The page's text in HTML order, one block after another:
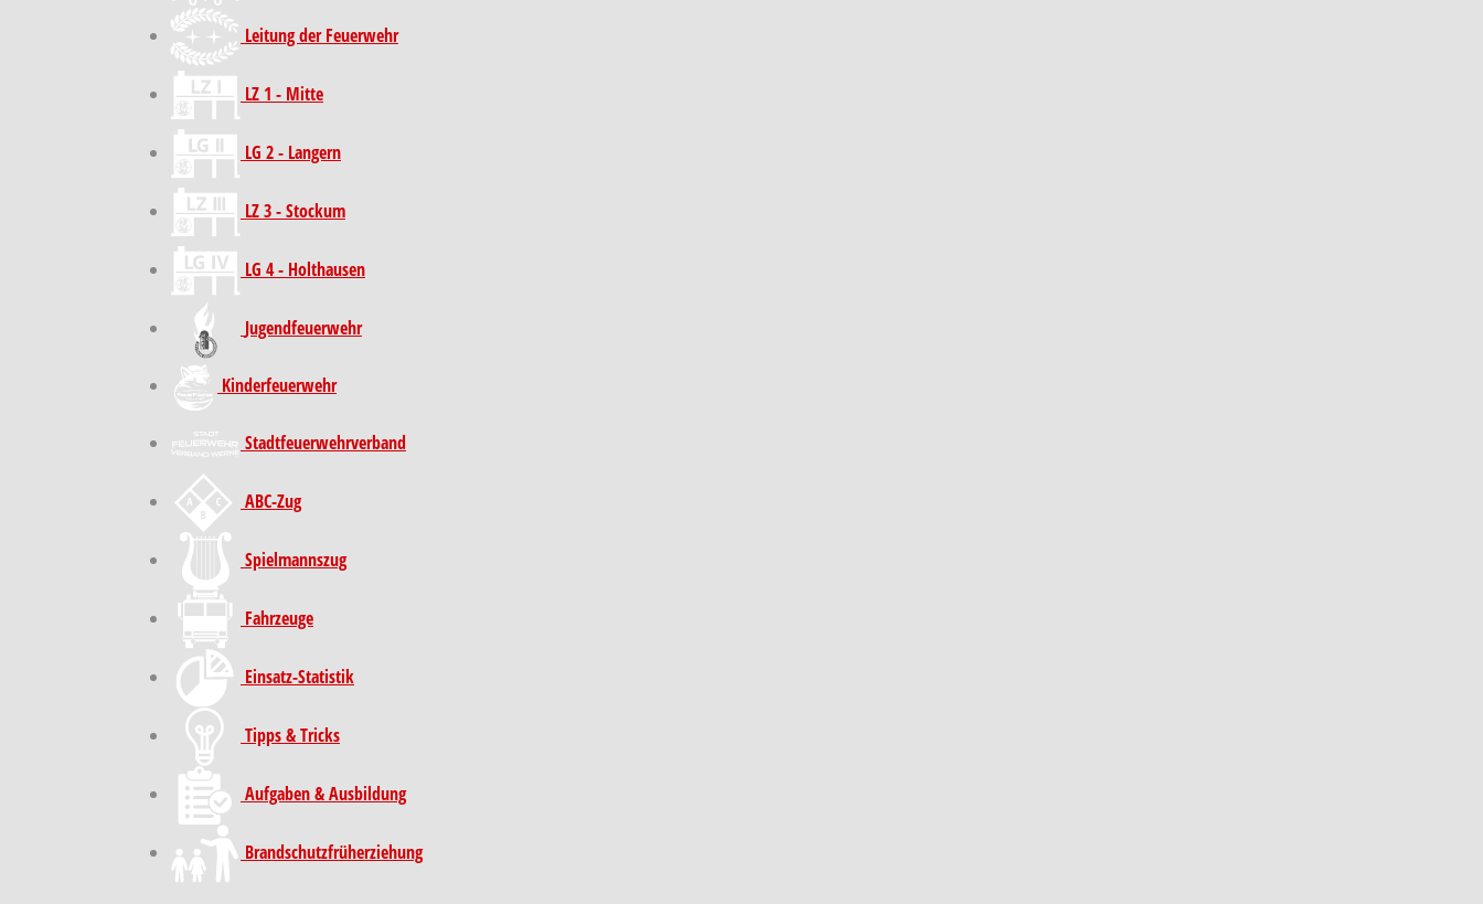
Leitung der Feuerwehr
LZ 1 - Mitte
LG 2 - Langern
LZ 3 - Stockum
LG 4 - Holthausen
Jugendfeuerwehr
Kinder­feuer­wehr
Stadt­feuer­wehr­verband
ABC-Zug
Spielmannszug
Fahrzeuge
Einsatz-Statistik
Tipps & Tricks
Aufgaben & Ausbildung
Brand­schutz­früh­erziehung